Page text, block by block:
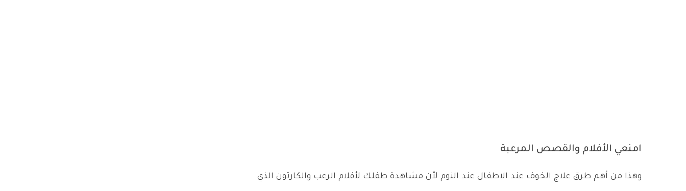
امنعي الأفلام والقصص المرعبة
وهذا من أهم طرق علاج الخوف عند الاطفال عند النوم لأن مشاهدة طفلك لأفلام الرعب والكارتون الذي